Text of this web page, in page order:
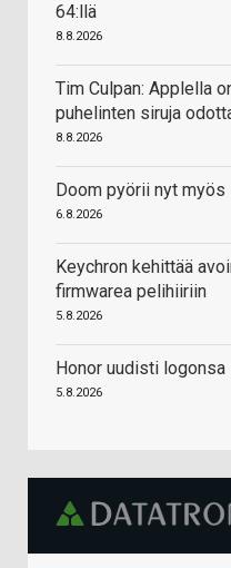
64:llä
8.8.2026
Tim Culpan: Applella
puhelinten siruja
8.8.2026
Doom pyörii nyt
6.8.2026
Keychron kehittää
firmwarea pelihiiriin
5.8.2026
Honor uudisti logonsa
5.8.2026